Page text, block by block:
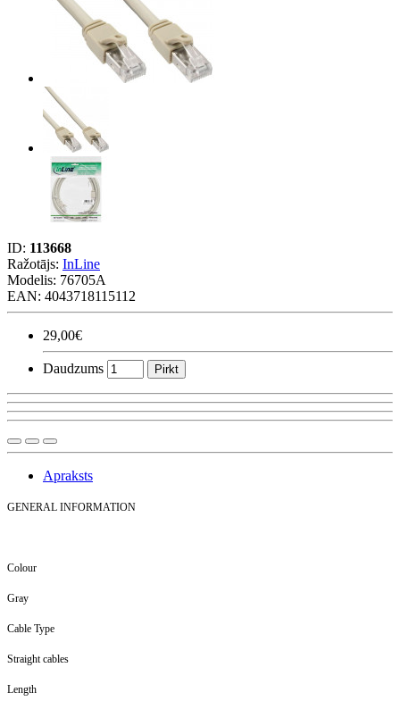
ID: 113668
Ražotājs: InLine
Modelis: 76705A
EAN: 4043718115112
29,00€
Daudzums Pirkt
Apraksts
GENERAL INFORMATION
Colour
Gray
Cable Type
Straight cables
Length